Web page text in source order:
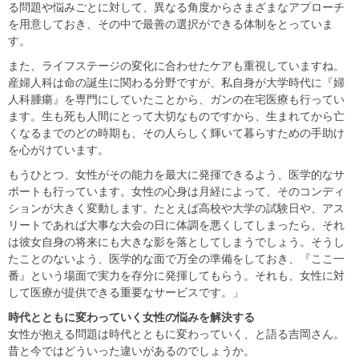
る問題や悩みごとに対して、異なる角度からさまざまなアプローチ
を用意しておき、その中で最善の選択ができる体制をとっていま
す。
また、ライフステージの変化に合わせたケアも重視していますね。
産婦人科は命の誕生に関わる分野ですが、私自身が大学時代に『婦
人科腫瘍』を専門にしていたことから、ガンの在宅医療も行ってい
ます。生も死も人間にとって大切なものですから、生まれてから亡
くなるまでのどの時期も、その人らしく輝いて暮らすための手助け
を心がけています。
もうひとつ、女性がその能力を最大に発揮できるよう、医学的なサ
ポートも行っています。女性の心身は月経によって、そのコンディ
ションが大きく変動します。たとえば高校や大学の試験日や、アス
リートであれば大事な大会の日に体調を悪くしてしまったら、それ
は彼女自身の将来にも大きな影を落としてしまうでしょう。そうし
たことのないよう、医学的な面で万全の準備をしておき、『ここ一
番』という場面で実力を存分に発揮してもらう。それも、女性に対
して医療が提供できる重要なサービスです。」
時代とともに変わっていく女性の悩みを解決する
女性が抱える問題は時代とともに変わっていく、と語る吉岡さん。
昔と今ではどういった違いがあるのでしょうか。